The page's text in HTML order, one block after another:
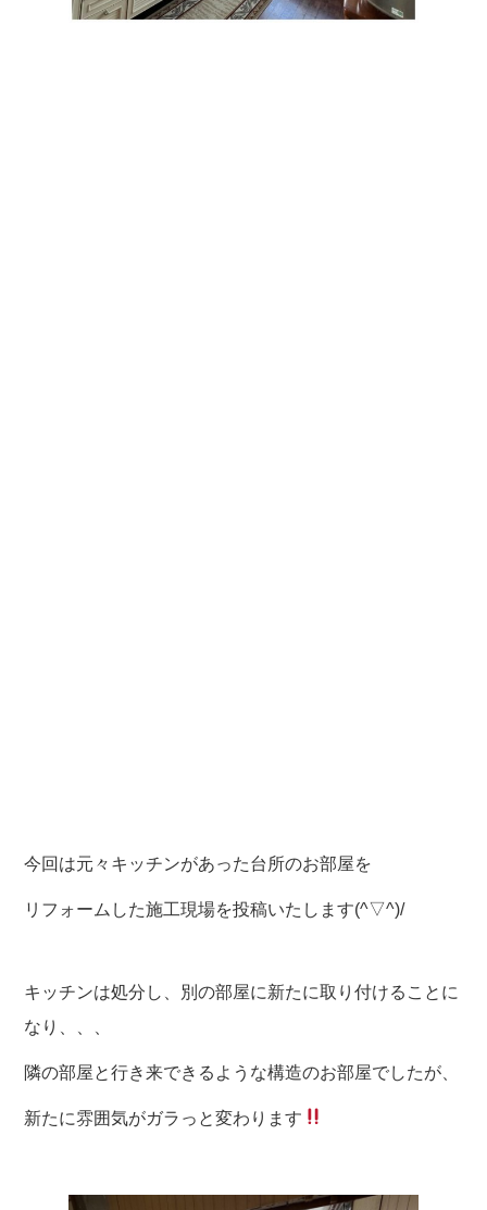
今回は元々キッチンがあった台所のお部屋を
リフォームした施工現場を投稿いたします(^▽^)/
キッチンは処分し、別の部屋に新たに取り付けることに
なり、、、
隣の部屋と行き来できるような構造のお部屋でしたが、
新たに雰囲気がガラっと変わります